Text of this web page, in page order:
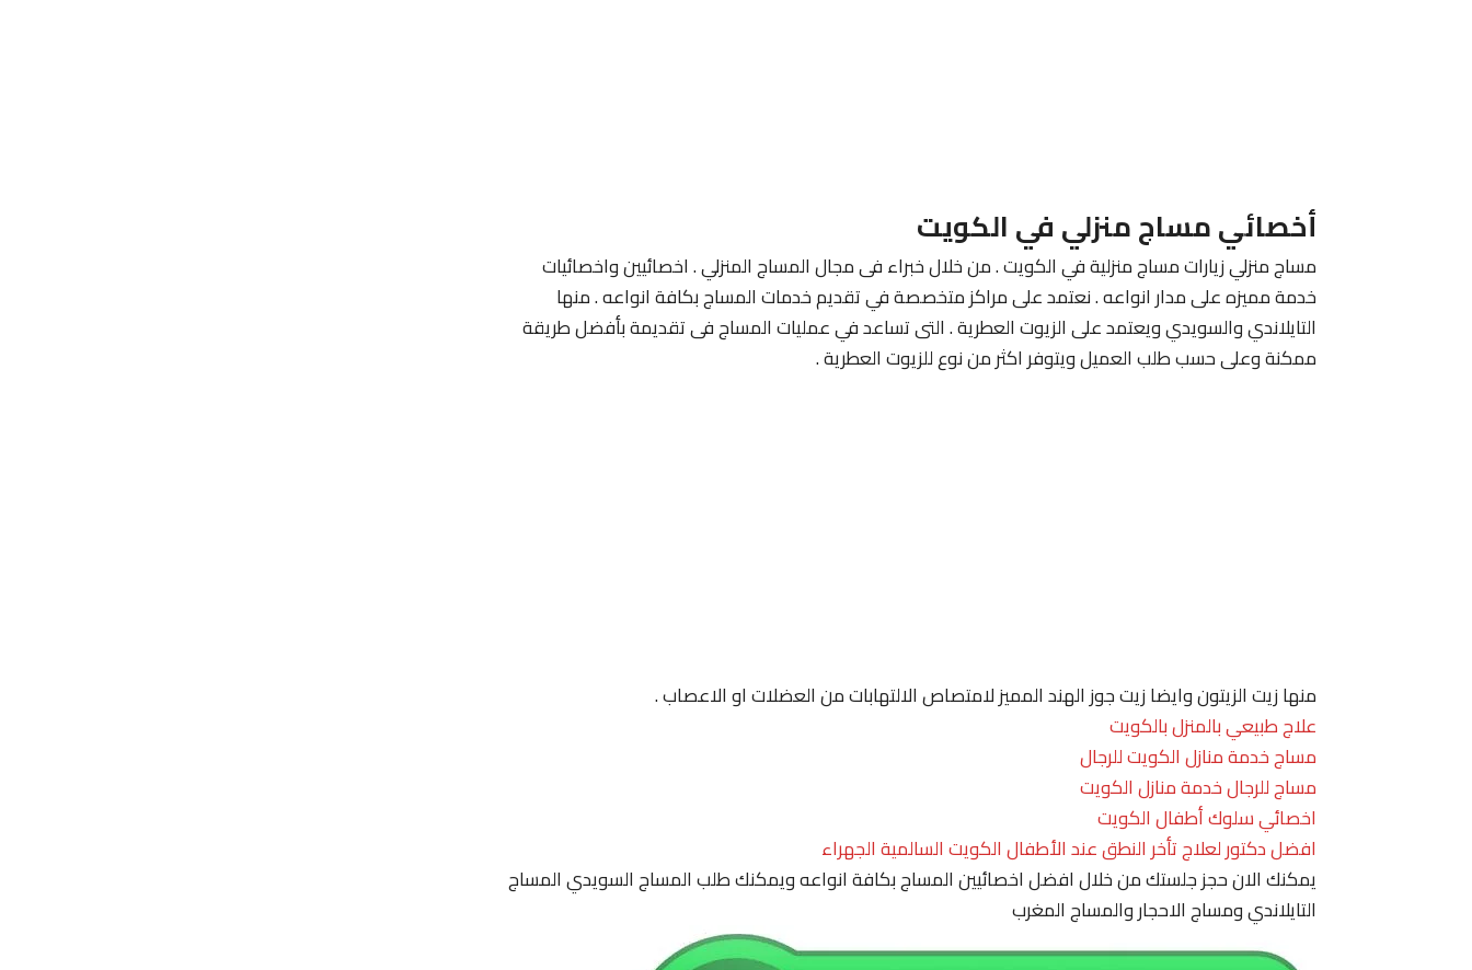
أخصائي مساج منزلي في الكويت
مساج منزلي زيارات مساج منزلية في الكويت . من خلال خبراء فى مجال المساج المنزلي . اخصائيين واخصائيات
خدمة مميزه على مدار انواعه . نعتمد على مراكز متخصصة في تقديم خدمات المساج بكافة انواعه . منها
التايلاندي والسويدي ويعتمد على الزيوت العطرية . التى تساعد في عمليات المساج فى تقديمة بأفضل طريقة
ممكنة وعلى حسب طلب العميل ويتوفر اكثر من نوع للزيوت العطرية .
منها زيت الزيتون وايضا زيت جوز الهند المميز لامتصاص الالتهابات من العضلات او الاعصاب .
علاج طبيعي بالمنزل بالكويت
مساج خدمة منازل الكويت للرجال
مساج للرجال خدمة منازل الكويت
اخصائي سلوك أطفال الكويت
افضل دكتور لعلاج تأخر النطق عند الأطفال الكويت السالمية الجهراء
يمكنك الان حجز جلستك من خلال افضل اخصائيين المساج بكافة انواعه ويمكنك طلب المساج السويدي المساج
التايلاندي ومساج الاحجار والمساج المغرب